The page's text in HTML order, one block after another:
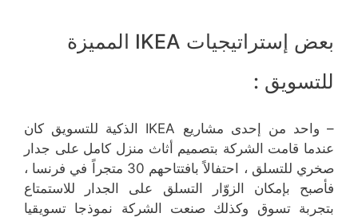
بعض إستراتيجيات IKEA المميزة
للتسويق :
– واحد من إحدى مشاريع IKEA الذكية للتسويق كان
عندما قامت الشركة بتصميم أثاث منزل كامل على جدار
صخري للتسلق ، احتفالاً بافتتاحهم 30 متجراً في فرنسا ،
فأصبح بإمكان الزوّار التسلق على الجدار للاستمتاع
بتجربة تسوق وكذلك صنعت الشركة نموذجا تسويقيا